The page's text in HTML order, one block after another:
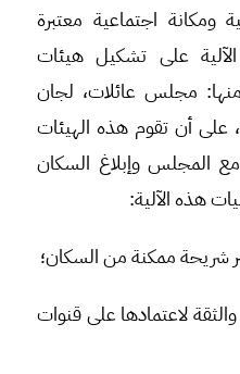
ومكانة اجتماعية معتبرة
على تشكيل هيئات
مجلس عائلات، لجان
على أن تقوم هذه الهيئات
المجلس وإبلاغ السكان
هذه الآلية:
شريحة ممكنة من السكان؛
لاعتمادها على قنوات